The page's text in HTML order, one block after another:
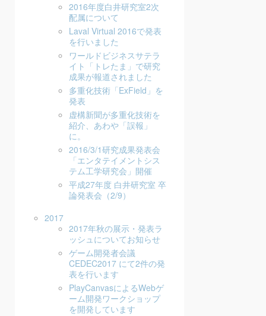
2016年度白井研究室2次
配属について
Laval Virtual 2016で発表
を行いました
ワールドビジネスサテラ
イト「トレたま」で研究
成果が報道されました
多重化技術「ExField」を
発表
虚構新聞が多重化技術を
紹介、あわや「誤報」
に。
2016/3/1研究成果発表会
「エンタテイメントシス
テム工学研究会」開催
平成27年度 白井研究室 卒
論発表会（2/9）
2017
2017年秋の展示・発表ラ
ッシュについてお知らせ
ゲーム開発者会議
CEDEC2017 にて2件の発
表を行います
PlayCanvasによるWebゲ
ーム開発ワークショップ
を開発しています